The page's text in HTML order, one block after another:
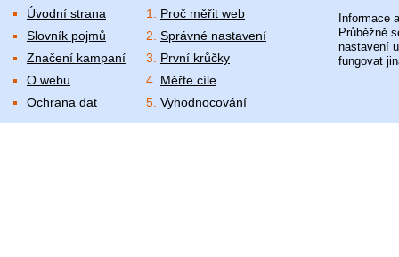
Úvodní strana
Slovník pojmů
Značení kampaní
O webu
Ochrana dat
Proč měřit web
Správné nastavení
První krůčky
Měřte cíle
Vyhodnocování
Informace
Průběžně
nastavení
fungovat